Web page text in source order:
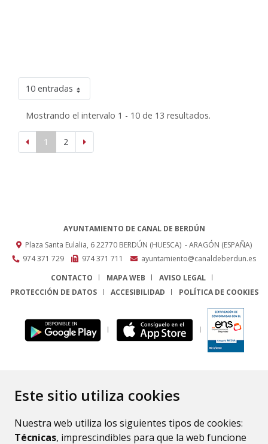
Este sitio utiliza cookies
Nuestra web utiliza los siguientes tipos de cookies:
Técnicas, imprescindibles para que la web funcione
10 entradas
Mostrando el intervalo 1 - 10 de 13 resultados.
1 2
AYUNTAMIENTO DE CANAL DE BERDÚN
Plaza Santa Eulalia, 622770 BERDÚN (HUESCA) - ARAGÓN (ESPAÑA)
974 371 729
974 371 711
ayuntamiento@canaldeberdun.es
CONTACTO
MAPA WEB
AVISO LEGAL
PROTECCIÓN DE DATOS
ACCESIBILIDAD POLÍTICA DE COOKIES